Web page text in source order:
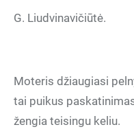
G. Liudvinavičiūtė.
Moteris džiaugiasi
tai puikus
žengia teisingu keliu.